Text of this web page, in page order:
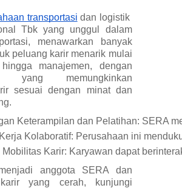
transportasi dan logistik
Tbk yang unggul dalam
menawarkan banyak
peluang karir menarik mulai
manajemen, dengan
yang memungkinkan
sesuai dengan minat dan
Keterampilan dan Pelatihan: SERA
Kolaboratif: Perusahaan ini
Mobilitas Karir: Karyawan dapat
anggota SERA dan
karir yang cerah, kunjungi